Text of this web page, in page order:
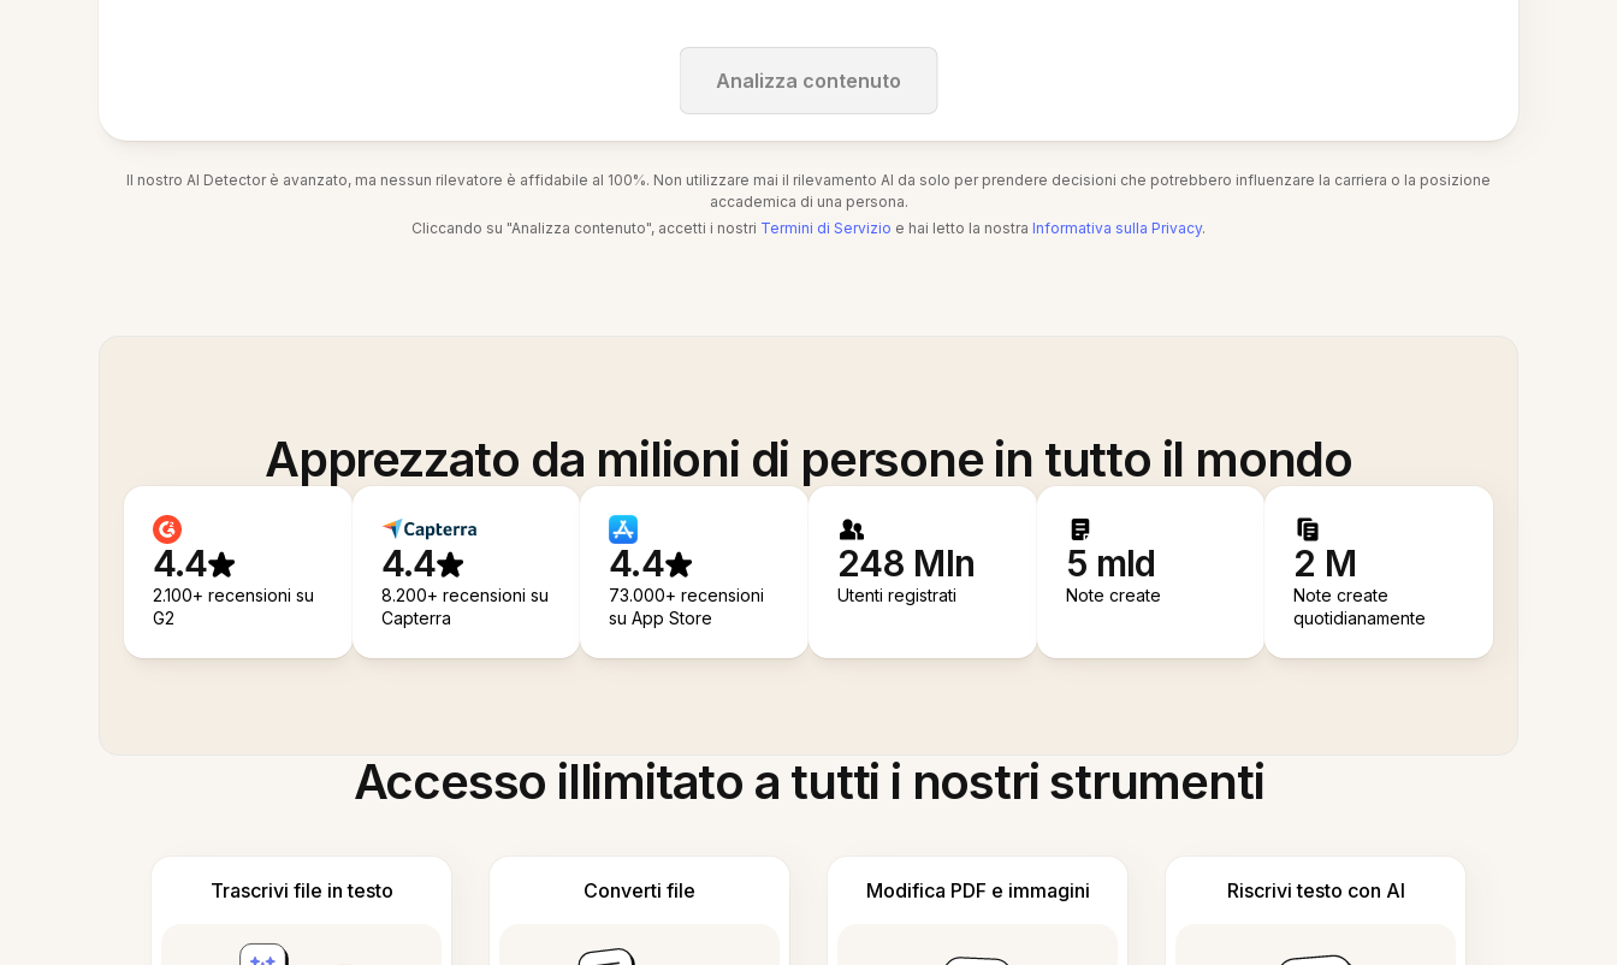
Analizza contenuto
Il nostro AI Detector è avanzato, ma nessun rilevatore è affidabile al 100%. Non utilizzare mai il rilevamento AI da solo per prendere decisioni che potrebbero influenzare la carriera o la posizione
accademica di una persona.
Cliccando su "Analizza contenuto", accetti i nostri Termini di Servizio e hai letto la nostra Informativa sulla Privacy.
Apprezzato da milioni di persone in tutto il mondo
4.4
2.100+ recensioni su
G2
4.4
8.200+ recensioni su
Capterra
4.4
73.000+ recensioni
su App Store
248 Mln
Utenti registrati
5 mld
Note create
2 M
Note create
quotidianamente
Accesso illimitato a tutti i nostri strumenti
Trascrivi file in testo Converti file Modifica PDF e immagini Riscrivi testo con AI